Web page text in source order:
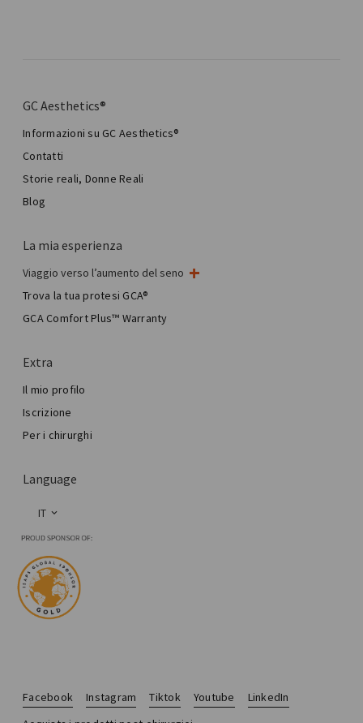
GC Aesthetics®
Informazioni su GC Aesthetics®
Contatti
Storie reali, Donne Reali
Blog
La mia esperienza
Viaggio verso l’aumento del seno
Il mio intervento al seno
Chirurgia mammaria estetica
Total Breast Reconstruction™
Trova la tua protesi GCA®
GCA Comfort Plus™ Warranty
Extra
Il mio profilo
Iscrizione
Per i chirurghi
Language
IT
Facebook Instagram Tiktok Youtube
LinkedIn